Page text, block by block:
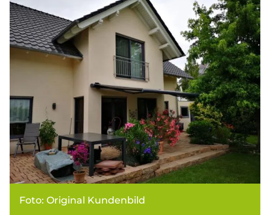
Foto: Original Kundenbild